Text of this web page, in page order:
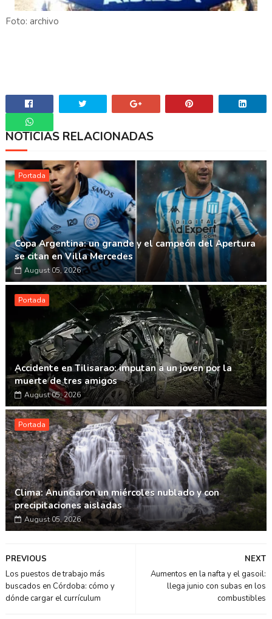
Foto: archivo
Whatsapp
NOTICIAS RELACIONADAS
Portada
Copa Argentina: un grande y el campeón del Apertura
se citan en Villa Mercedes
August 05, 2026
Portada
Accidente en Tilisarao: imputan a un joven por la
muerte de tres amigos
August 05, 2026
Portada
Clima: Anunciaron un miércoles nublado y con
precipitaciones aisladas
August 05, 2026
NEXT
Aumentos en la nafta y el gasoil:
llega junio con subas en los
combustibles
PREVIOUS
Los puestos de trabajo más
buscados en Córdoba: cómo y
dónde cargar el currículum